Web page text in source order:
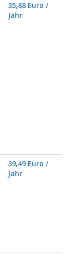
35,88 Euro /
Jahr
39,49 Euro /
Jahr